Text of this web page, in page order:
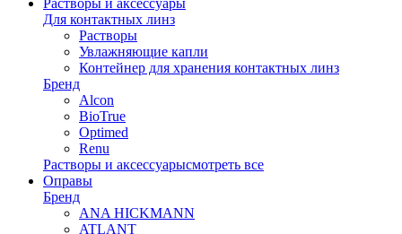
Для контактных линз
Растворы
Увлажняющие капли
Контейнер для хранения контактных линз
Бренд
Alcon
BioTrue
Optimed
Renu
Растворы и аксессуарысмотреть все
Оправы
Бренд
ANA HICKMANN
ATLANT